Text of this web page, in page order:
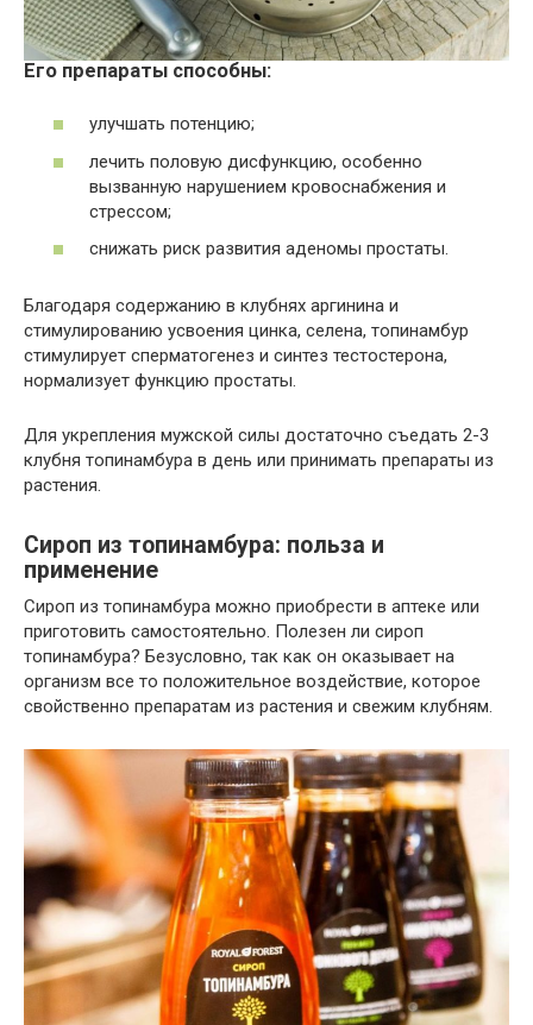
Его препараты способны:
улучшать потенцию;
лечить половую дисфункцию, особенно
вызванную нарушением кровоснабжения и
стрессом;
снижать риск развития аденомы простаты.
Благодаря содержанию в клубнях аргинина и
стимулированию усвоения цинка, селена, топинамбур
стимулирует сперматогенез и синтез тестостерона,
нормализует функцию простаты.
Для укрепления мужской силы достаточно съедать 2-3
клубня топинамбура в день или принимать препараты из
растения.
Сироп из топинамбура: польза и
применение
Сироп из топинамбура можно приобрести в аптеке или
приготовить самостоятельно. Полезен ли сироп
топинамбура? Безусловно, так как он оказывает на
организм все то положительное воздействие, которое
свойственно препаратам из растения и свежим клубням.